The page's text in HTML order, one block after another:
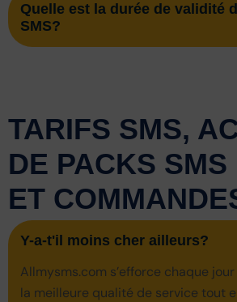
Quelle est la durée de validité
SMS?
TARIFS SMS,
DE PACKS SMS
ET
Y-a-t'il moins cher ailleurs?
Allmysms.com s’efforce chaque
la meilleure qualité de service tout